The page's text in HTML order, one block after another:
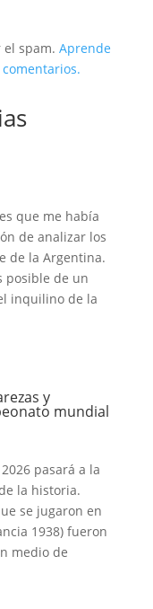
el spam. Aprende
que me había
de analizar los
de la Argentina.
posible de un
inquilino de la
y
mundial
pasará a la
la historia.
se jugaron en
1938) fueron
medio de